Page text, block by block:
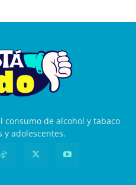
consumo de alcohol y tabaco
y adolescentes.